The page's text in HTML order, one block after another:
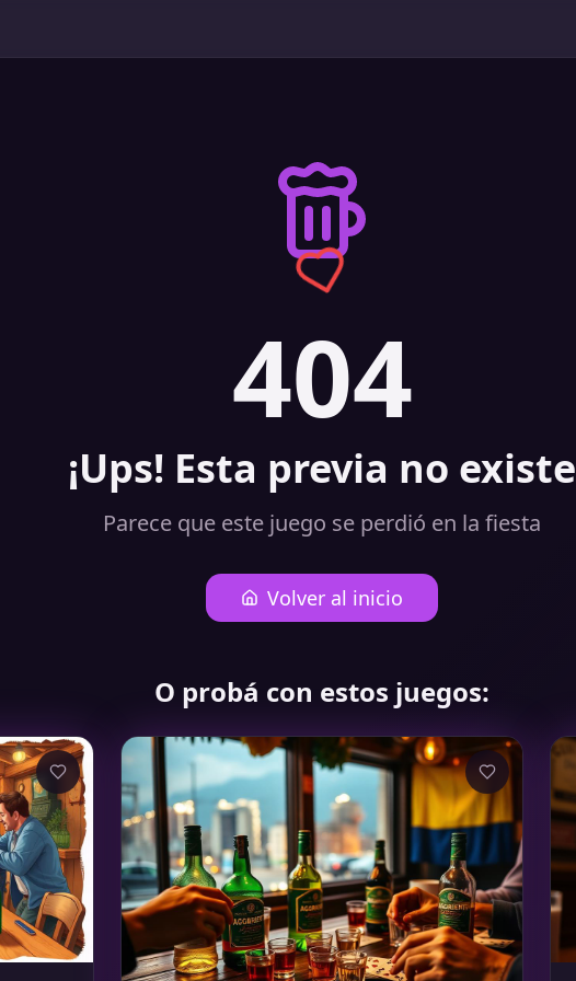
404
¡Ups! Esta previa no existe
Parece que este juego se perdió en la fiesta
Volver al inicio
O probá con estos juegos: